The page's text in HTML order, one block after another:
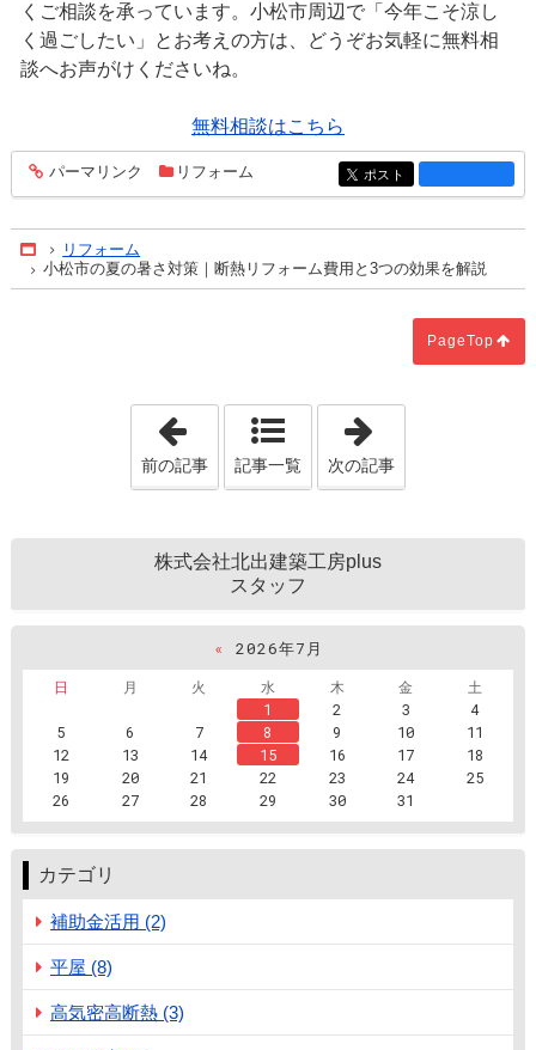
くご相談を承っています。小松市周辺で「今年こそ涼し
く過ごしたい」とお考えの方は、どうぞお気軽に無料相
談へお声がけくださいね。
無料相談はこちら
entry389
パーマリンク リフォーム entry389
ポスト
Homeリフォーム
小松市の夏の暑さ対策｜断熱リフォーム費用と3つの効果を解説
PageTop
「石川県の平屋で後悔しない間取り｜雪
前の記事 記事一覧 次の記事
株式会社北出建築工房plus
スタッフ
« 2026年7月
日
月 火 水 木 金
土
1
2 3
4
5
6 7 8 9 10
11
12
13 14 15 16 17
18
19
20 21 22 23 24
25
26
27 28 29 30 31
カテゴリ
補助金活用 (2)
平屋 (8)
高気密高断熱 (3)